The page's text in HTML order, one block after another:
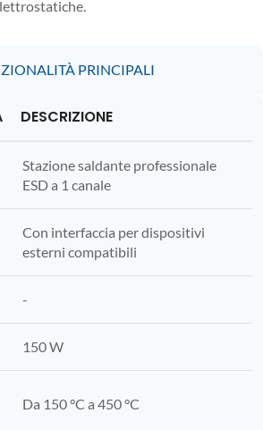
PRINCIPALI
DESCRIZIONE
Stazione saldante professionale
ESD a 1 canale
Con interfaccia per dispositivi
esterni compatibili
-
150 W
Da 150 °C a 450 °C